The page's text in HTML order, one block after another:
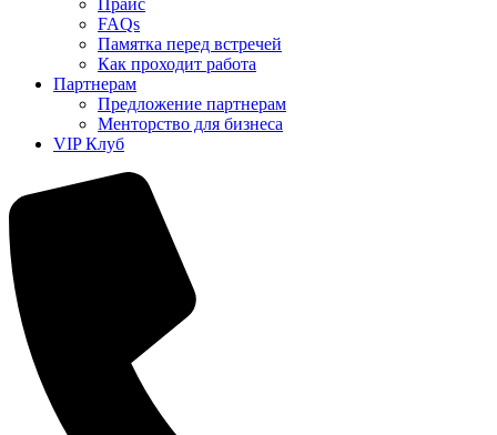
Прайс
FAQs
Памятка перед встречей
Как проходит работа
Партнерам
Предложение партнерам
Менторство для бизнеса
VIP Клуб